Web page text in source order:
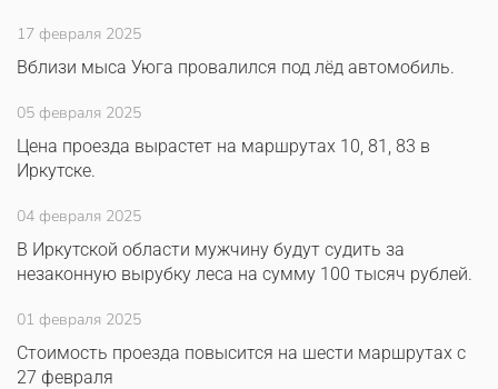
17 февраля 2025
Вблизи мыса Уюга провалился под лёд автомобиль.
05 февраля 2025
Цена проезда вырастет на маршрутах 10, 81, 83 в
Иркутске.
04 февраля 2025
В Иркутской области мужчину будут судить за
незаконную вырубку леса на сумму 100 тысяч рублей.
01 февраля 2025
Стоимость проезда повысится на шести маршрутах с
27 февраля